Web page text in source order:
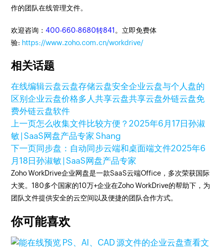
作的团队在线管理文件。
欢迎咨询：400-660-8680转841 。立即免费体
验: https://www.zoho.com.cn/workdrive/
相关话题
在线编辑云盘云盘存储云盘安全企业云盘与个人盘的
区别企业云盘价格多人共享云盘共享云盘外链云盘免
费外链云盘软件
上一页怎么收集文件比较方便？2025年6月17日孙淑
敏 | SaaS网盘产品专家 Shang
下一页同步盘：自动同步云端和桌面端文件2025年6
月18日孙淑敏 | SaaS网盘产品专家
Zoho WorkDrive企业网盘是一款SaaS云端Office，多次荣获国际
大奖。180多个国家的10万+企业在Zoho WorkDrive的帮助下，为
团队文件提供安全的云空间以及便捷的团队合作方式。
你可能喜欢
查看文